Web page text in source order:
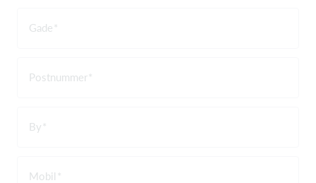
Gade
Postnummer
By
Mobil